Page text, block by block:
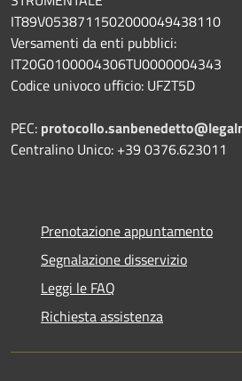
IT89V0538711502000049438110
Versamenti da enti pubblici:
IT20G0100004306TU0000004343
Codice univoco ufficio: UFZT5D
PEC:
Centralino Unico: +39 0376.623011
Prenotazione appuntamento
Segnalazione disservizio
Leggi le FAQ
Richiesta assistenza